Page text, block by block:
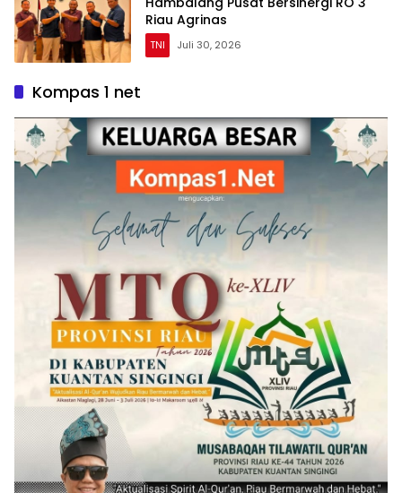
Riau Agrinas
TNI Juli 30, 2026
Kompas 1 net